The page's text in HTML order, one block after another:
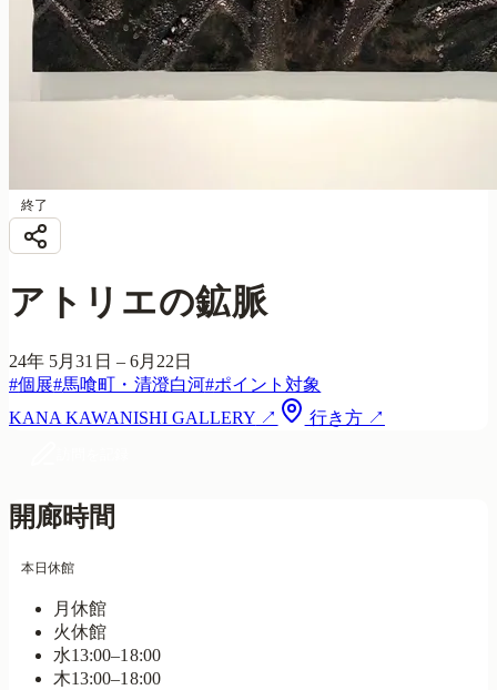
終了
アトリエの鉱脈
24年 5月31日 – 6月22日
#個展#馬喰町・清澄白河#ポイント対象
KANA KAWANISHI GALLERY ↗ 行き方 ↗
開廊時間
本日休館
月休館
火休館
水13:00–18:00
木13:00–18:00